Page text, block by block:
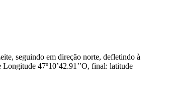
seguindo em direção norte, defletindo à
47º10’42.91’’O, final: latitude